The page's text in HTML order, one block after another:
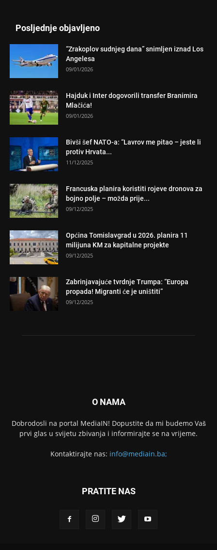
Posljednje objavljeno
“Zrakoplov sudnjeg dana” snimljen iznad Los
Angelesa
09/01/2026
Hajduk i Inter dogovorili transfer Branimira
Mlačića!
09/01/2026
Bivši šef NATO-a: “Lavrov me pitao – jeste li
protiv Hrvata...
11/12/2025
Francuska planira koristiti rojeve dronova za
bojno polje – možda prije...
09/12/2025
Općina Tomislavgrad u 2026. planira 11
milijuna KM za kapitalne projekte
09/12/2025
Zabrinjavajuće tvrdnje Trumpa: “Europa
propada! Migranti će je uništiti”
09/12/2025
O NAMA
Dobrodosli na portal MediaIN! Dopustite da mi budemo Vaš
prvi glas u svijetu zbivanja i informirajte se na vrijeme.
Kontaktirajte nas: info@mediain.ba;
PRATITE NAS